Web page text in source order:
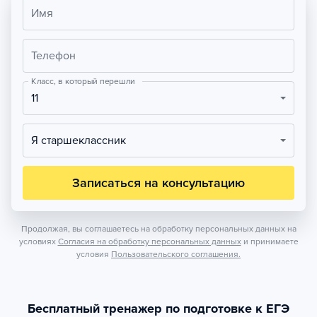
Имя
Телефон
Класс, в который перешли
11
Я старшеклассник
Записаться на консультацию
Продолжая, вы соглашаетесь на обработку персональных данных на
условиях Согласия на обработку персональных данных и принимаете
условия Пользовательского соглашения.
Бесплатный тренажер по подготовке к ЕГЭ